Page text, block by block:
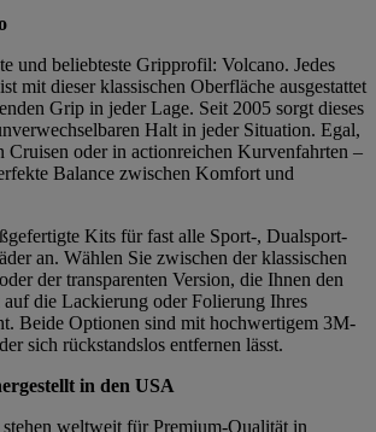
und beliebteste Gripprofil: Volcano. Jedes
mit dieser klassischen Oberfläche ausgestattet
Grip in jeder Lage. Seit 2005 sorgt dieses
Halt in jeder Situation. Egal,
Cruisen oder in actionreichen Kurvenfahrten –
Balance zwischen Komfort und
Kits für fast alle Sport-, Dualsport-
an. Wählen Sie zwischen der klassischen
der transparenten Version, die Ihnen den
die Lackierung oder Folierung Ihres
Beide Optionen sind mit hochwertigem 3M-
sich rückstandslos entfernen lässt.
in den USA
weltweit für Premium-Qualität in